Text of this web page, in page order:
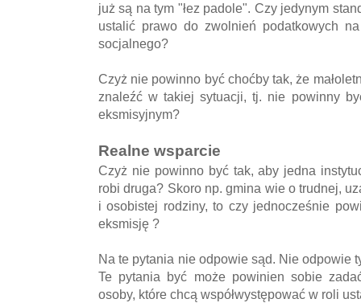
już są na tym "łez padole". Czy jedynym
ustalić prawo do zwolnień podatkowych
socjalnego?
Czyż nie powinno być choćby tak, że
znaleźć w takiej sytuacji, tj. nie powinny
eksmisyjnym?
Realne wsparcie
Czyż nie powinno być tak, aby jedna
robi druga? Skoro np. gmina wie o trudnej,
i osobistej rodziny, to czy jednocześnie
eksmisję ?
Na te pytania nie odpowie sąd. Nie odpowie
Te pytania być może powinien sobie
osoby, które chcą współwystępować w roli